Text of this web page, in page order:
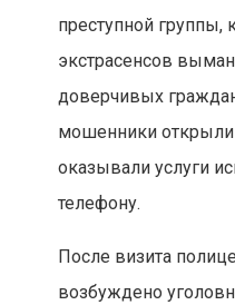
преступной группы,
экстрасенсов
доверчивых
мошенники
оказывали услуги
телефону.
После визита
возбуждено